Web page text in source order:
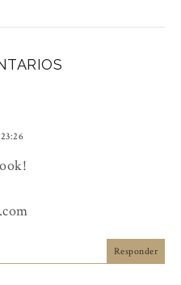
Responder